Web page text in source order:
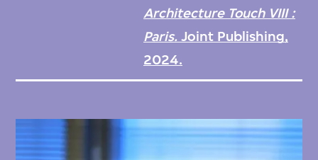
Architecture Touch VIII :
Paris.Joint Publishing,
2024.